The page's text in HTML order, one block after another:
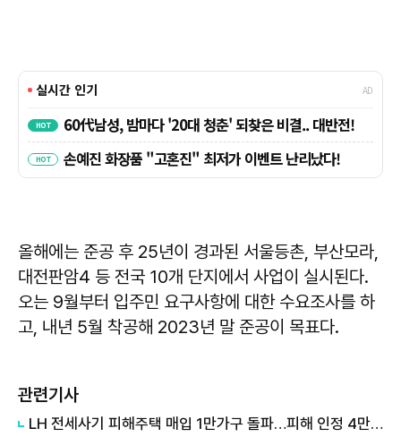
올해에는 준공 후 25년이 경과된 서울등촌, 부산모라,
대전판암4 등 전국 10개 단지에서 사업이 실시된다.
오는 9월부터 입주민 요구사항에 대한 수요조사를 하
고, 내년 5월 착공해 2023년 말 준공이 목표다.
관련기사
LH 전세사기 피해주택 매입 1만가구 돌파…피해 인정 4만건 넘어